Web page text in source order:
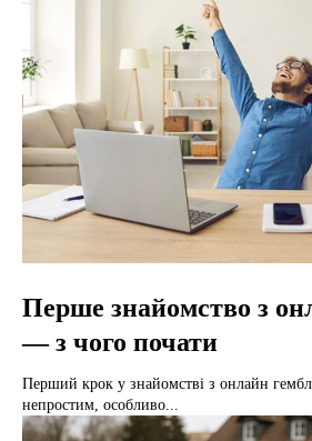
Перше знайомство з
— з чого почати
Перший крок у знайомстві з онлайн
непростим, особливо...